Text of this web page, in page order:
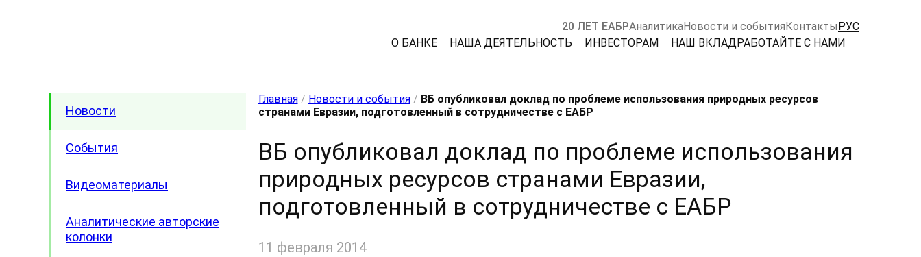
20 ЛЕТ ЕАБРАналитикаНовости и событияКонтактыРУС
О БАНКЕ
НАША ДЕЯТЕЛЬНОСТЬ ИНВЕСТОРАМ НАШ ВКЛАДРАБОТАЙТЕ С НАМИ
Новости
События
Видеоматериалы
Аналитические авторские
колонки
Главная/ Новости и события/ ВБ опубликовал доклад по проблеме использования природных ресурсов
странами Евразии, подготовленный в сотрудничестве с ЕАБР
ВБ опубликовал доклад по проблеме использования
природных ресурсов странами Евразии,
подготовленный в сотрудничестве с ЕАБР
11 февраля 2014